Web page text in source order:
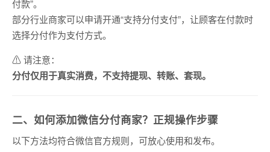
付款”。
部分行业商家可以申请开通“支持分付支付”，让顾客在付款时
选择分付作为支付方式。
⚠ 请注意：
分付仅用于真实消费，不支持提现、转账、套现。
二、如何添加微信分付商家？正规操作步骤
以下方法均符合微信官方规则，可放心使用和发布。